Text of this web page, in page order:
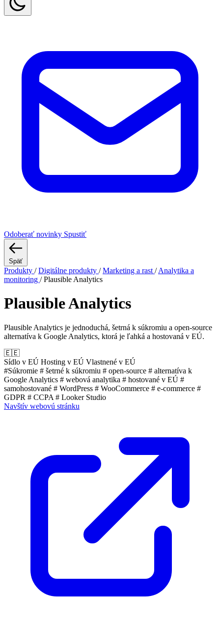
Odoberať novinky Spustiť
Späť
Produkty / Digitálne produkty / Marketing a rast / Analytika a
monitoring / Plausible Analytics
Plausible Analytics
Plausible Analytics je jednoduchá, šetrná k súkromiu a open-source
alternatíva k Google Analytics, ktorá je ľahká a hostovaná v EÚ.
🇪🇪
Sídlo v EÚ Hosting v EÚ Vlastnené v EÚ
#Súkromie # šetrné k súkromiu # open-source # alternatíva k
Google Analytics # webová analytika # hostované v EÚ #
samohostované # WordPress # WooCommerce # e-commerce #
GDPR # CCPA # Looker Studio
Navštív webovú stránku